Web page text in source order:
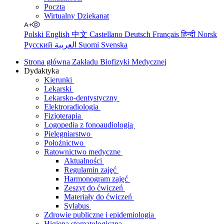
Poczta
Wirtualny Dziekanat
Polski English 中文 Castellano Deutsch Françaisहिन्दी Norsk
Русский
Suomi Svenska
Strona główna Zakładu Biofizyki Medycznej
Dydaktyka
Kierunki
Lekarski
Lekarsko-dentystyczny
Elektroradiologia
Fizjoterapia
Logopedia z fonoaudiologią
Pielęgniarstwo
Położnictwo
Ratownictwo medyczne
Aktualności
Regulamin zajęć
Harmonogram zajęć
Zeszyt do ćwiczeń
Materiały do ćwiczeń
Sylabus
Zdrowie publiczne i epidemiologia